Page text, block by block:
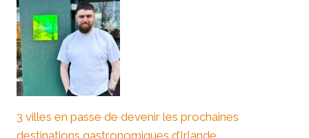
3 villes en passe de devenir les prochaines
destinations gastronomiques d’Irlande